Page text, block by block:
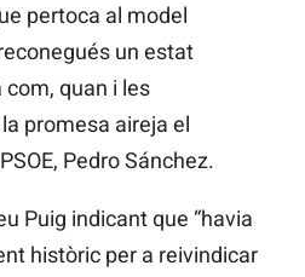
pertoca al model
un estat
quan i les
promesa aireja el
Pedro Sánchez.
Puig indicant que “havia
històric per a reivindicar